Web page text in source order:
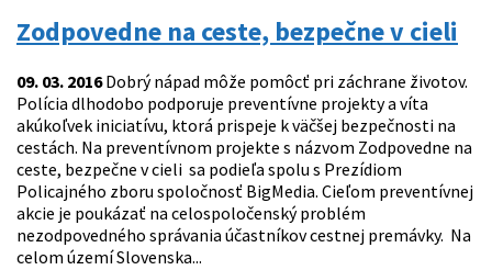
Zodpovedne na ceste, bezpečne v cieli
09. 03. 2016Dobrý nápad môže pomôcť pri záchrane životov.
Polícia dlhodobo podporuje preventívne projekty a víta
akúkoľvek iniciatívu, ktorá prispeje k väčšej bezpečnosti na
cestách. Na preventívnom projekte s názvom Zodpovedne na
ceste, bezpečne v cieli sa podieľa spolu s Prezídiom
Policajného zboru spoločnosť BigMedia. Cieľom preventívnej
akcie je poukázať na celospoločenský problém
nezodpovedného správania účastníkov cestnej premávky. Na
celom území Slovenska...